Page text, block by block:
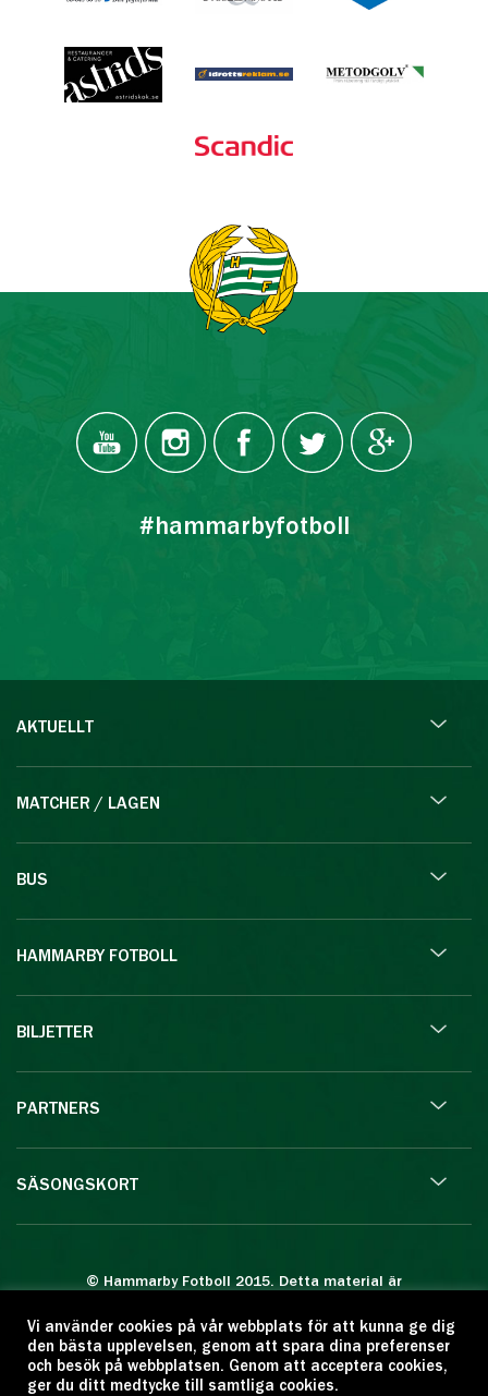
#hammarbyfotboll
AKTUELLT
MATCHER / LAGEN
BUS
HAMMARBY FOTBOLL
BILJETTER
PARTNERS
SÄSONGSKORT
© Hammarby Fotboll 2015. Detta material är
Eftertryck eller annan kopiering är förbjuden.
Citera oss gärna men ange källan:
www.hammarbyfotboll.se. Ansvarig utgivare:
Vi använder cookies på vår webbplats för att kunna ge dig
den bästa upplevelsen, genom att spara dina preferenser
och besök på webbplatsen. Genom att acceptera cookies,
ger du ditt medtycke till samtliga cookies.